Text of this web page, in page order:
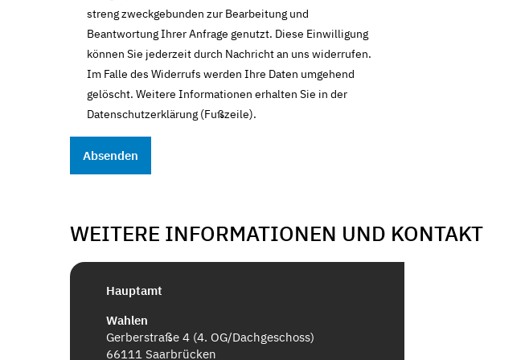
streng zweckgebunden zur Bearbeitung und
Beantwortung Ihrer Anfrage genutzt. Diese Einwilligung
können Sie jederzeit durch Nachricht an uns widerrufen.
Im Falle des Widerrufs werden Ihre Daten umgehend
gelöscht. Weitere Informationen erhalten Sie in der
Datenschutzerklärung (Fußzeile).
WEITERE INFORMATIONEN UND KONTAKT
Hauptamt
Wahlen
Gerberstraße 4 (4. OG/Dachgeschoss)
66111 Saarbrücken